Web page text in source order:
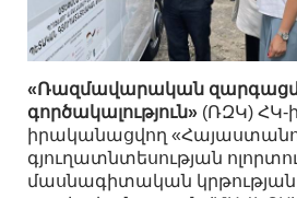
«Ռազմավարական
գործակալություն» (ՌԶԿ) ՀԿ-
իրականացվող
գյուղատնտեսության
մասնագիտական կրթության